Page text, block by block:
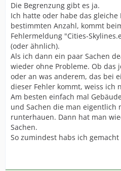
Die Begrenzung gibt es ja.
Ich hatte oder habe das gleiche
bestimmten Anzahl, kommt
Fehlermeldung "Cities-
(oder ähnlich).
Als ich dann ein paar Sachen
wieder ohne Probleme. Ob das
oder an was anderem, das bei
dieser Fehler kommt, weiss ich
Am besten einfach mal
und Sachen die man eigentlich
runterhauen. Dann hat man
Sachen.
So zumindest habs ich gemacht